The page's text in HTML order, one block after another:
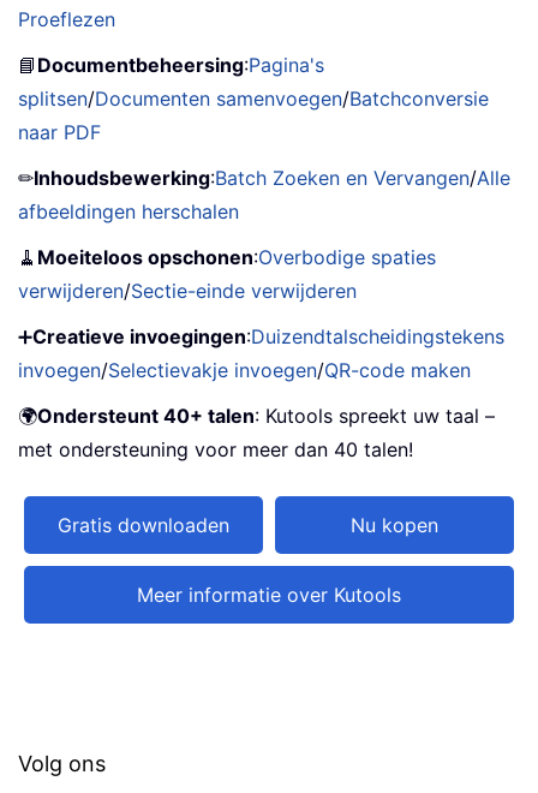
Proeflezen
📘 Documentbeheersing:Pagina's
splitsen/Documenten samenvoegen/Batchconversie
naar PDF
✏Inhoudsbewerking:Batch Zoeken en Vervangen/Alle
afbeeldingen herschalen
🧹 Moeiteloos opschonen:Overbodige spaties
verwijderen/Sectie-einde verwijderen
➕Creatieve invoegingen:Duizendtalscheidingstekens
invoegen/Selectievakje invoegen/QR-code maken
🌍Ondersteunt 40+ talen: Kutools spreekt uw taal –
met ondersteuning voor meer dan 40 talen!
Gratis downloaden Nu kopen
Meer informatie over Kutools
Volg ons